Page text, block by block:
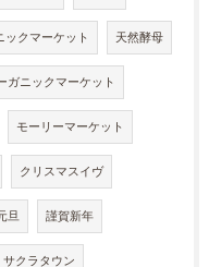
ックマーケット 天然酵母
ガニックマーケット
モーリーマーケット
クリスマスイヴ
旦 謹賀新年
サクラタウン